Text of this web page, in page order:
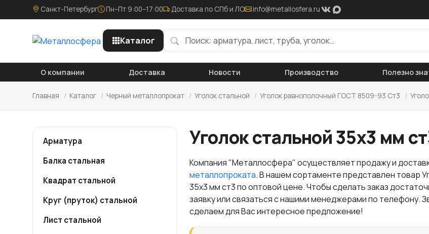
Санкт-Петербург Пн–Пт 9:00–17:00 Доставка по СПб и ЛО info@metallosfera.ru
Каталог
О компании Доставка Новости Производство Полезно
Главная / Каталог / Черный металлопрокат / Уголок стальной / Уголок равнополочный ГОСТ 8509-93 Ст3 /
Арматура
Балка стальная
Квадрат стальной
Круг (пруток) стальной
Лист стальной
Уголок стальной 35х3 мм
Компания "Металлосфера" осуществляет продажу и
металлопроката. В нашем сортаменте представлен товар
35х3 мм ст3 по оптовой цене. Чтобы сделать заказ
заявку или связаться с нашими менеджерами по телефону.
сделаем для Вас интересное предложение!